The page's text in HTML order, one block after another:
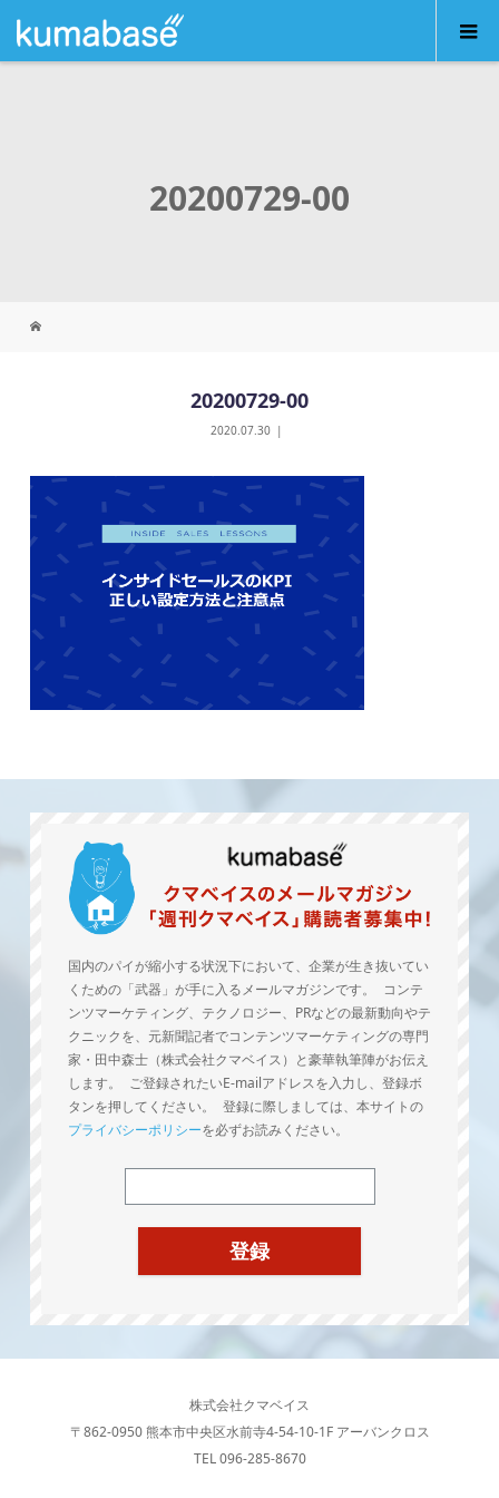
20200729-00
20200729-00
2020.07.30
国内のパイが縮小する状況下において、企業が生き抜いてい
くための「武器」が手に入るメールマガジンです。 コンテ
ンツマーケティング、テクノロジー、PRなどの最新動向やテ
クニックを、元新聞記者でコンテンツマーケティングの専門
家・田中森士（株式会社クマベイス）と豪華執筆陣がお伝え
します。 ご登録されたいE-mailアドレスを入力し、登録ボ
タンを押してください。 登録に際しましては、本サイトの
プライバシーポリシーを必ずお読みください。
株式会社クマベイス
〒862-0950 熊本市中央区水前寺4-54-10-1F アーバンクロス
TEL 096-285-8670